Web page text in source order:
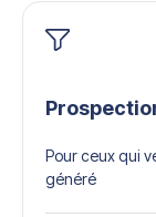
Pour ceux qui
généré